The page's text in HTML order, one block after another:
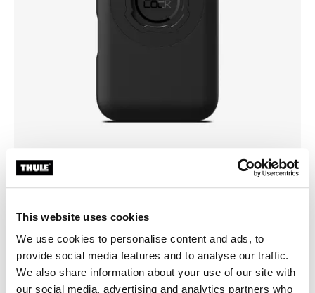
This website uses cookies
We use cookies to personalise content and ads, to
provide social media features and to analyse our traffic.
We also share information about your use of our site with
our social media, advertising and analytics partners who
Valitse kotelo